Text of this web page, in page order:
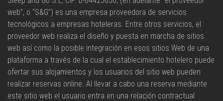
web”, o “S&G”) es una empresa proveedora de servicios
tecnológicos a empresas hoteleras. Entre otros servicios, el
proveedor web realiza el diseño y puesta en marcha de sitios
web así como la posible integración en esos sitios Web de una
plataforma a través de la cual el establecimiento hotelero puede
ofertar sus alojamientos y los usuarios del sitio web pueden
realizar reservas online. Al llevar a cabo una reserva mediante
este sitio web el usuario entra en una relación contractual